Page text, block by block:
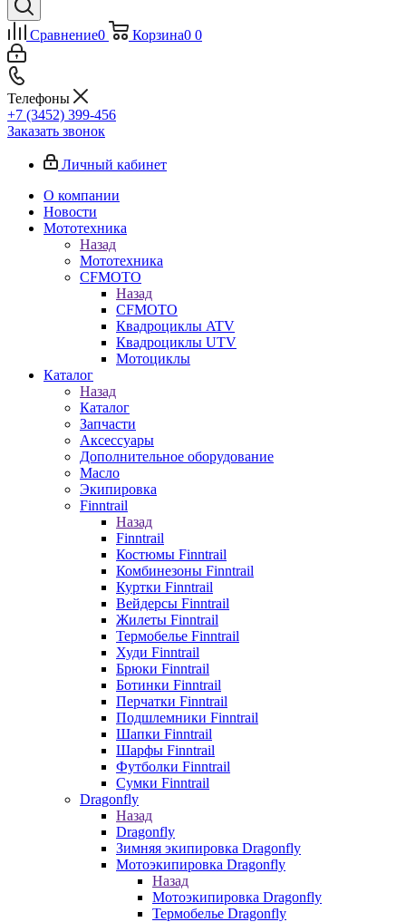
Сравнение0 Корзина0 0
Телефоны
+7 (3452) 399-456
Заказать звонок
Личный кабинет
О компании
Новости
Мототехника
Назад
Мототехника
CFMOTO
Назад
CFMOTO
Квадроциклы ATV
Квадроциклы UTV
Мотоциклы
Каталог
Назад
Каталог
Запчасти
Аксессуары
Дополнительное оборудование
Масло
Экипировка
Finntrail
Назад
Finntrail
Костюмы Finntrail
Комбинезоны Finntrail
Куртки Finntrail
Вейдерсы Finntrail
Жилеты Finntrail
Термобелье Finntrail
Худи Finntrail
Брюки Finntrail
Ботинки Finntrail
Перчатки Finntrail
Подшлемники Finntrail
Шапки Finntrail
Шарфы Finntrail
Футболки Finntrail
Сумки Finntrail
Dragonfly
Назад
Dragonfly
Зимняя экипировка Dragonfly
Мотоэкипировка Dragonfly
Назад
Мотоэкипировка Dragonfly
Термобелье Dragonfly